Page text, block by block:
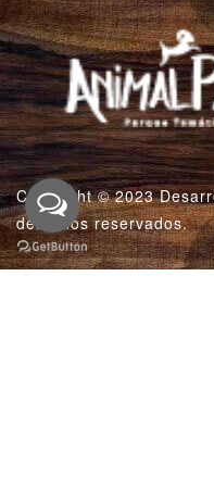
Copyright © 2023
derechos reservados.